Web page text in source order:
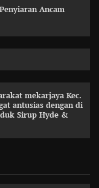
Ancam
mekarjaya Kec.
antusias dengan di
Sirup Hyde &